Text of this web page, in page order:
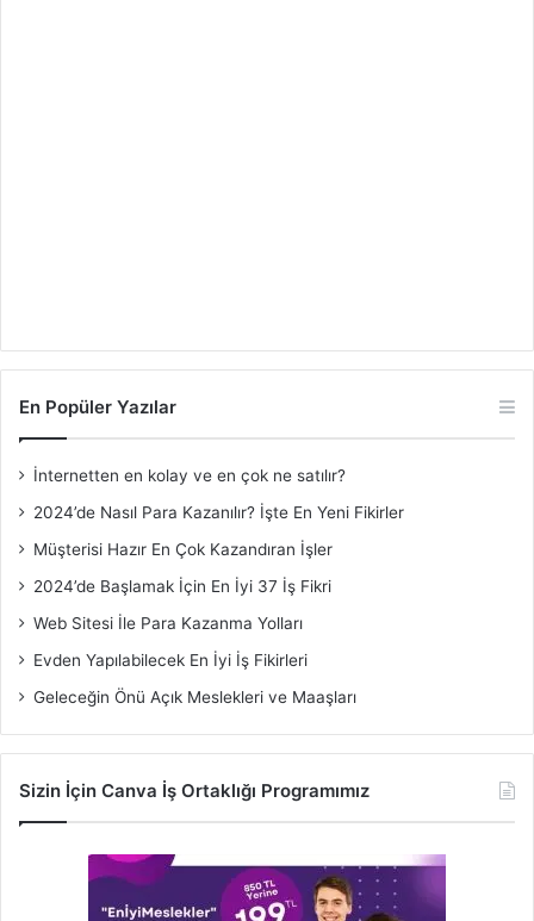
En Popüler Yazılar
İnternetten en kolay ve en çok ne satılır?
2024’de Nasıl Para Kazanılır? İşte En Yeni Fikirler
Müşterisi Hazır En Çok Kazandıran İşler
2024’de Başlamak İçin En İyi 37 İş Fikri
Web Sitesi İle Para Kazanma Yolları
Evden Yapılabilecek En İyi İş Fikirleri
Geleceğin Önü Açık Meslekleri ve Maaşları
Sizin İçin Canva İş Ortaklığı Programımız